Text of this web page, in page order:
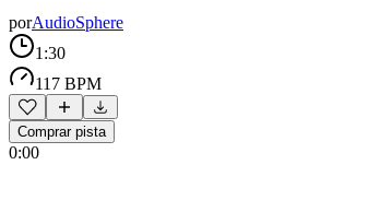
porAudioSphere
1:30
117 BPM
Comprar pista
0:00